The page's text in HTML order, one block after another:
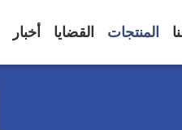
المنتجات القضايا أخبار